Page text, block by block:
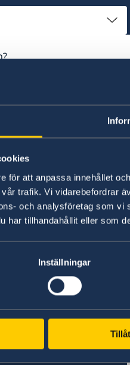
för att anpassa innehållet
trafik. Vi vidarebefordrar
och analysföretag som
har tillhandahållit eller som
Inställningar
Going
Please note that
2025 not
for Lebanese
you have